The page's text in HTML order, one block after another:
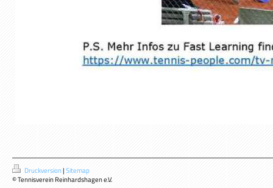
Druckversion|Sitemap
© Tennisverein Reinhardshagen e.V.